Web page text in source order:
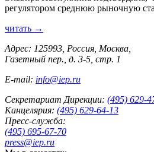
регулятором среднюю рыночную
читать →
Адрес: 125993, Россия, Москва,
Газетный пер., д. 3-5, стр. 1
E-mail: info@iep.ru
Секретариат Дирекции: (495) 629-
Канцелярия: (495) 629-64-13
Пресс-служба:
(495) 695-67-70
press@iep.ru